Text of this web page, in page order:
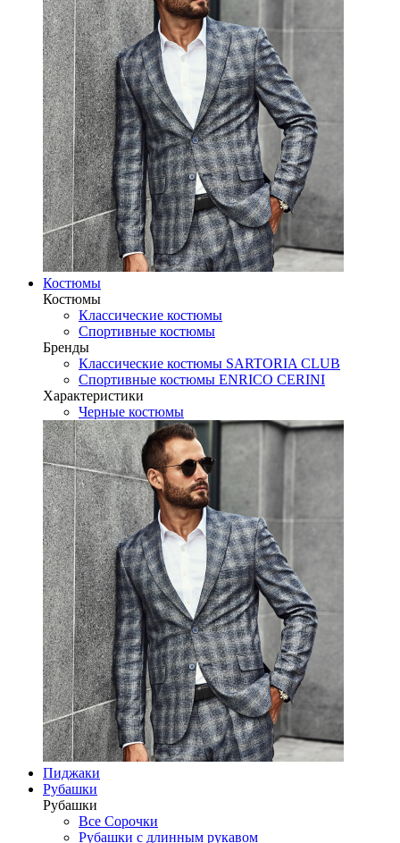
Костюмы
Костюмы
Классические костюмы
Спортивные костюмы
Бренды
Классические костюмы SARTORIA CLUB
Спортивные костюмы ENRICO CERINI
Характеристики
Черные костюмы
Пиджаки
Рубашки
Рубашки
Все Сорочки
Рубашки с длинным рукавом